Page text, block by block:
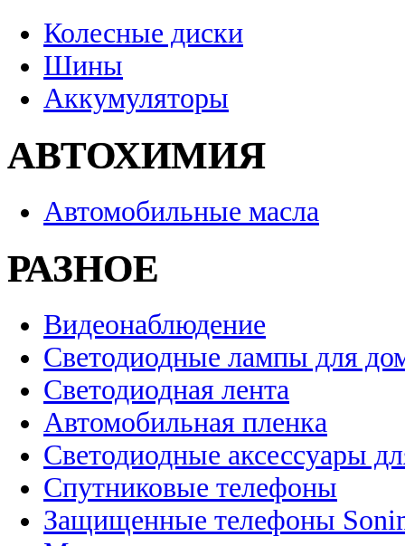
Колесные диски
Шины
Аккумуляторы
АВТОХИМИЯ
Автомобильные масла
РАЗНОЕ
Видеонаблюдение
Светодиодные лампы для
Светодиодная лента
Автомобильная пленка
Светодиодные аксессуары
Спутниковые телефоны
Защищенные телефоны